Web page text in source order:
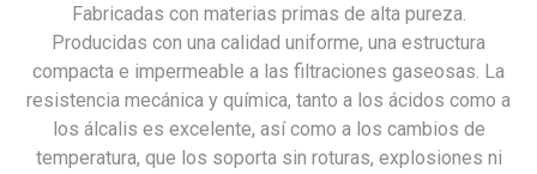
Fabricadas con materias primas de alta pureza.
Producidas con una calidad uniforme, una estructura
compacta e impermeable a las filtraciones gaseosas. La
resistencia mecánica y química, tanto a los ácidos como a
los álcalis es excelente, así como a los cambios de
temperatura, que los soporta sin roturas, explosiones ni